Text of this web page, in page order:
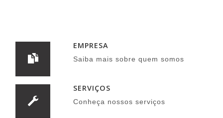
EMPRESA
Saiba mais sobre quem somos
SERVIÇOS
Conheça nossos serviços